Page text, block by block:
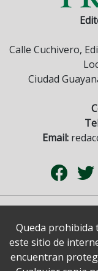
Calle Cuchivero,
Ciudad
Email:
Queda prohibida
este sitio de
encuentran